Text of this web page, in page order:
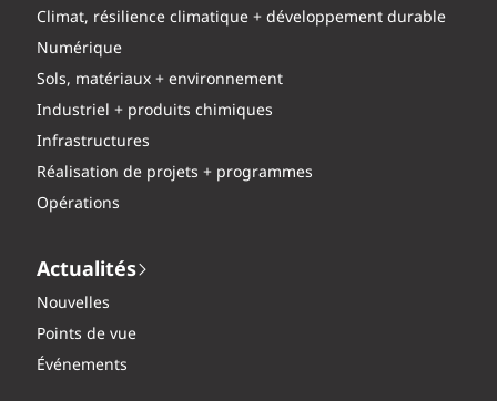
Climat, résilience climatique + développement durable
Numérique
Sols, matériaux + environnement
Industriel + produits chimiques
Infrastructures
Réalisation de projets + programmes
Opérations
Actualités
Nouvelles
Points de vue
Événements